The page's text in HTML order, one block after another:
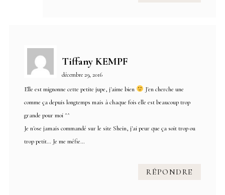
Tiffany KEMPF
décembre 29, 2016
Elle est mignonne cette petite jupe, j'aime bien
J'en cherche une
comme ça depuis longtemps mais à chaque fois elle est beaucoup trop
grande pour moi ^^
Je n'ose jamais commandé sur le site Shein, j'ai peur que ça soit trop ou
trop petit… Je me méfie…
RÉPONDRE